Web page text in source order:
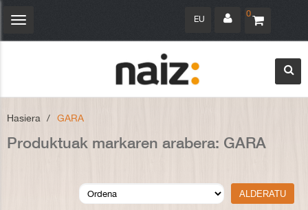
0
EU
Navegación
Hasiera > GARA
Produktuak markaren arabera: GARA